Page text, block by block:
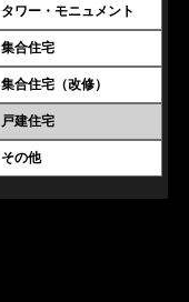
タワー・モニュメント
集合住宅
集合住宅（改修）
戸建住宅
その他